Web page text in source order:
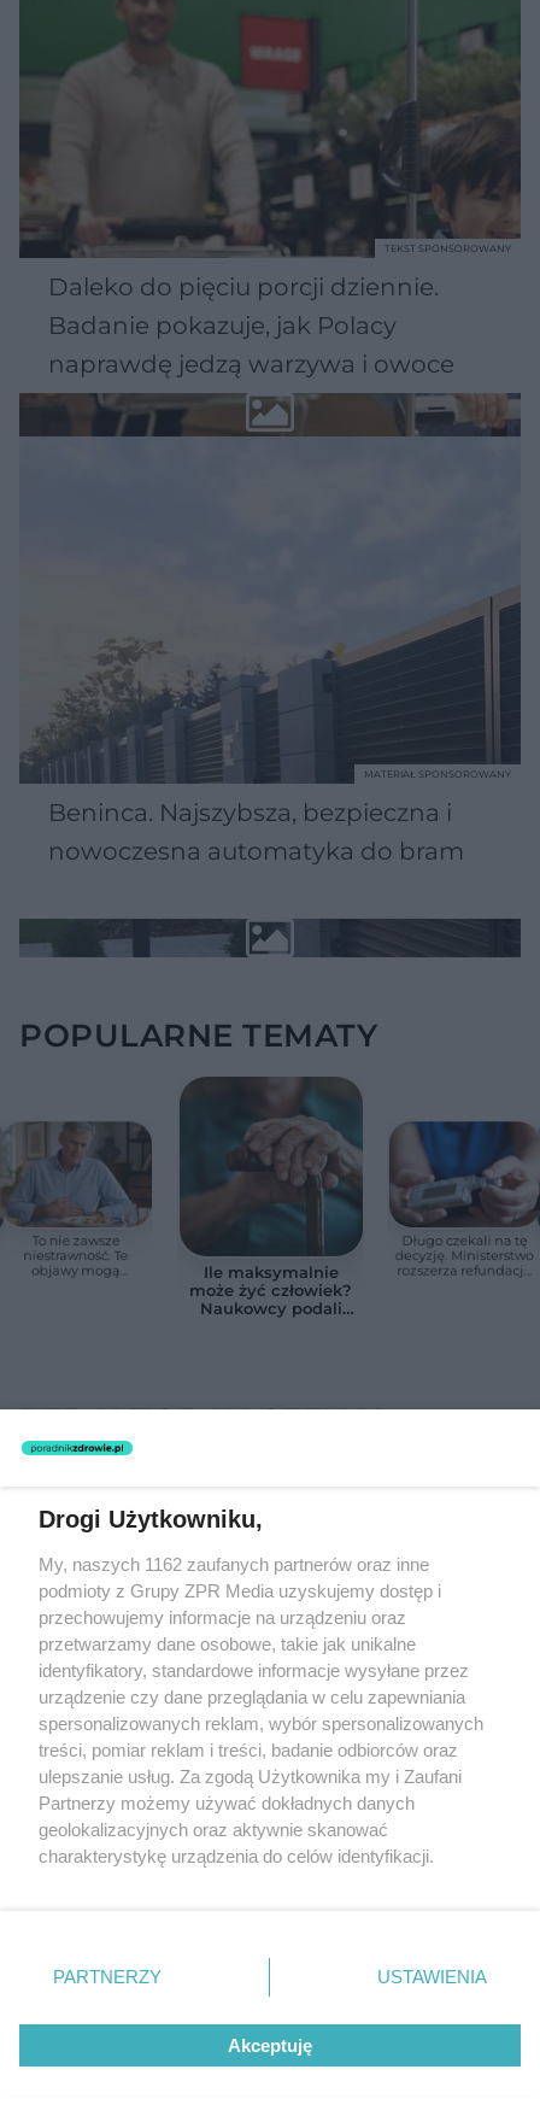
Daleko do pięciu porcji dziennie.
Badanie pokazuje, jak Polacy
naprawdę jedzą warzywa i owoce
TEKST SPONSOROWANY
Beninca. Najszybsza, bezpieczna i
nowoczesna automatyka do bram
MATERIAŁ SPONSOROWANY
POPULARNE TEMATY
To nie zawsze
niestrawność. Te
objawy mogą
Ile maksymalnie
może żyć człowiek?
Naukowcy podali
Długo czekali na tę
decyzję. Ministerstwo
rozszerza refundację
REDAKTOR NACZELNA
POLECA
spróbuj kultowych Michałków z
Drogi Użytkowniku,
My, naszych 1162 zaufanych partnerów oraz inne
podmioty z Grupy ZPR Media uzyskujemy dostęp i
przechowujemy informacje na urządzeniu oraz
przetwarzamy dane osobowe, takie jak unikalne
identyfikatory, standardowe informacje wysyłane przez
urządzenie czy dane przeglądania w celu zapewniania
spersonalizowanych reklam, wybór spersonalizowanych
treści, pomiar reklam i treści, badanie odbiorców oraz
ulepszanie usług. Za zgodą Użytkownika my i Zaufani
Partnerzy możemy używać dokładnych danych
geolokalizacyjnych oraz aktywnie skanować
charakterystykę urządzenia do celów identyfikacji.
zmienić/wycofać klikając przycisk ustawień prywatności
znajdujący się w lewym dolnym rogu strony
rodzaje przetwarzania danych nie wymagają zgody
użytkownika, ale masz prawo sprzeciwić się takiemu
przetwarzaniu. Preferencje będą miały zastosowanie tylko
PARTNERZY USTAWIENIA
Akceptuję